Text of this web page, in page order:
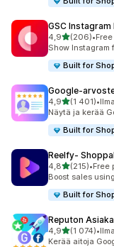
GSC
4,9/ 5 tähteä
(206)
206 arvostelua
•Free
Show
Built for
4,9/ 5 tähteä
(1 401)
1401 arvostelua
•
Näytä ja kerää
Built for
Reelfy‑
4,8/ 5 tähteä
(215)
215 arvostelua
•Free
Boost sales
Built for
Reputon
4,9/ 5 tähteä
(1 074)
1074 arvostelua
•
Kerää aitoja